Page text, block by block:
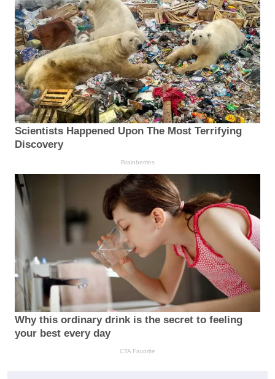
Scientists Happened Upon The Most Terrifying
Discovery
Brainberries
Why this ordinary drink is the secret to feeling
your best every day
CTA Favorite